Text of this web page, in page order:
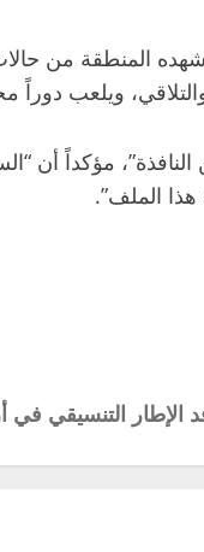
المنطقة من
ويلعب دوراً
مؤكداً أن
الملف”.
الإطار التنسيقي